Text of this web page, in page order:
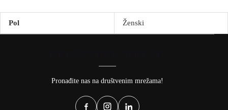
Pol Ženski
Pronađite nas na društvenim mrežama!